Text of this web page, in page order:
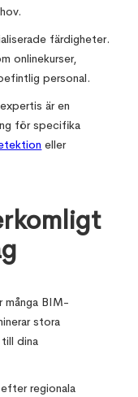
färdigheter.
onlinekurser,
personal.
är en
för specifika
eller
många BIM-
stora
dina
regionala